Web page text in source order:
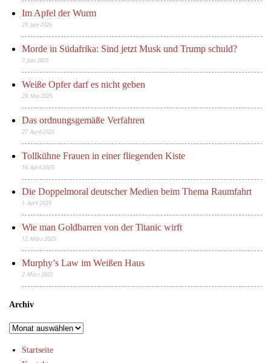
Im Apfel der Wurm
29. Juni 2025
Morde in Südafrika: Sind jetzt Musk und Trump schuld?
7. Juni 2025
Weiße Opfer darf es nicht geben
28. Mai 2025
Das ordnungsgemäße Verfahren
27. April 2025
Tollkühne Frauen in einer fliegenden Kiste
16. April 2025
Die Doppelmoral deutscher Medien beim Thema Raumfahrt
1. April 2025
Wie man Goldbarren von der Titanic wirft
12. März 2025
Murphy’s Law im Weißen Haus
2. März 2025
Archiv
Archiv
Startseite